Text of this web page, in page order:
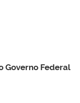
Governo Federal